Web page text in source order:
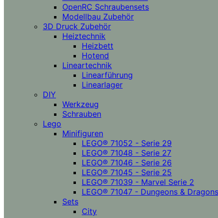
OpenRC Schraubensets
Modellbau Zubehör
3D Druck Zubehör
Heiztechnik
Heizbett
Hotend
Lineartechnik
Linearführung
Linearlager
DIY
Werkzeug
Schrauben
Lego
Minifiguren
LEGO® 71052 - Serie 29
LEGO® 71048 - Serie 27
LEGO® 71046 - Serie 26
LEGO® 71045 - Serie 25
LEGO® 71039 - Marvel Serie 2
LEGO® 71047 - Dungeons & Dragons
Sets
City